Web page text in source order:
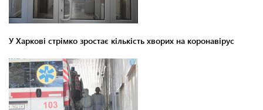
У Харкові стрімко зростає кількість хворих на коронавірус